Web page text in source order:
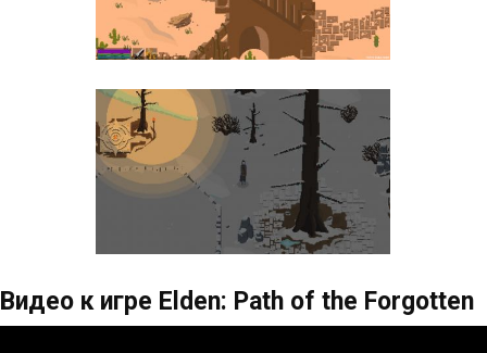
Видео к игре Elden: Path of the Forgotten